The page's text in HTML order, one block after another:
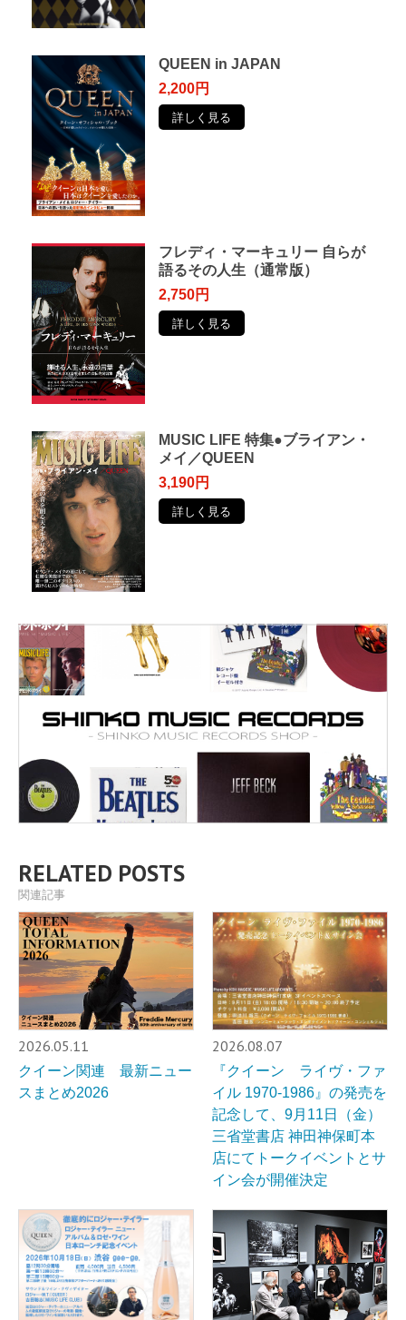
QUEEN in JAPAN
2,200円
詳しく見る
フレディ・マーキュリー ⾃らが
語るその⼈⽣（通常版）
2,750円
詳しく見る
MUSIC LIFE 特集●ブライアン・
メイ／QUEEN
3,190円
詳しく見る
RELATED POSTS
関連記事
2026.05.11
クイーン関連 最新ニュー
スまとめ2026
2026.08.07
『クイーン ライヴ・ファ
イル 1970-1986』の発売を
記念して、9月11日（金）
三省堂書店 神田神保町本
店にてトークイベントとサ
イン会が開催決定